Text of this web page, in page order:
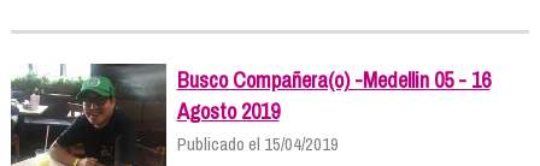
Busco Compañera(o) -Medellin 05 - 16
Agosto 2019
Publicado el 15/04/2019